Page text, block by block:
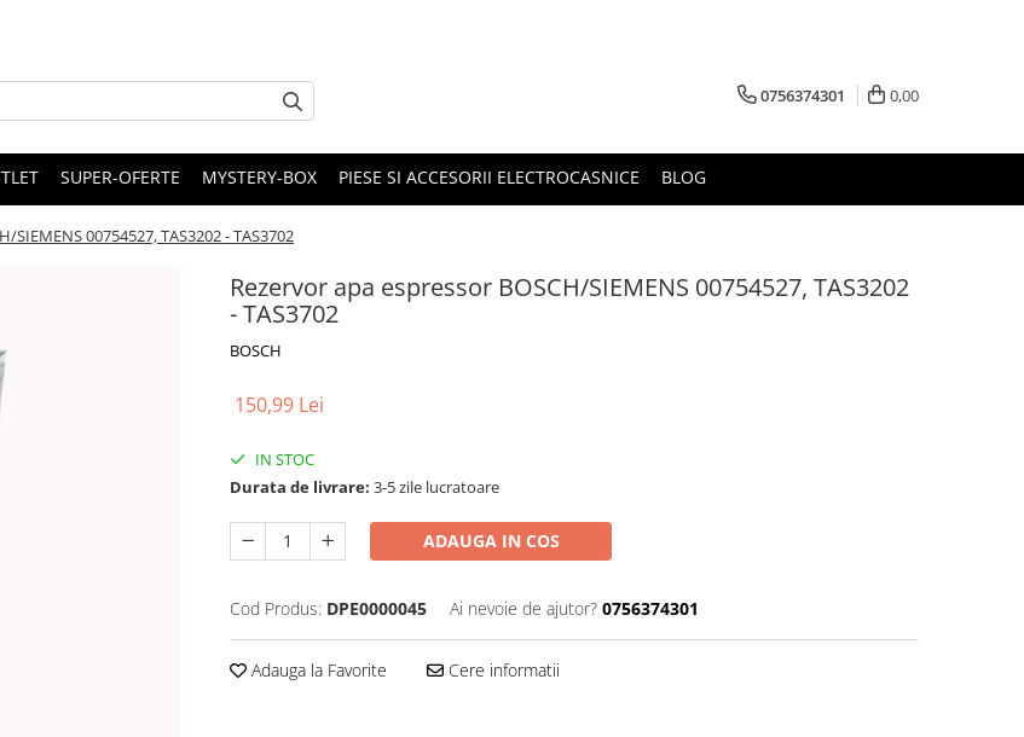
0756374301 0,00
SUPER-OFERTE MYSTERY-BOX PIESE SI ACCESORII ELECTROCASNICE BLOG
SIEMENS 00754527, TAS3202 - TAS3702
Rezervor apa espressor BOSCH/SIEMENS 00754527, TAS3202
- TAS3702
BOSCH
150,99 Lei
IN STOC
Durata de livrare: 3-5 zile lucratoare
ADAUGA IN COS
Cod Produs: DPE0000045 Ai nevoie de ajutor? 0756374301
Adauga la Favorite Cere informatii